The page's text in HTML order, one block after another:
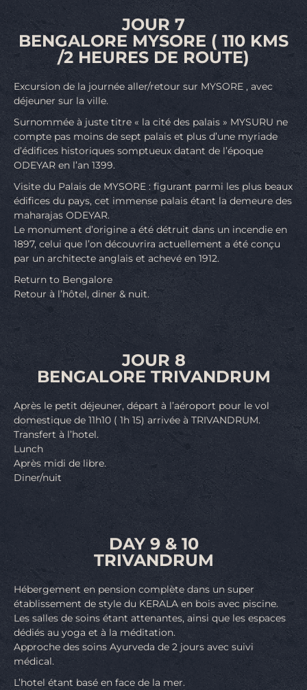
JOUR 7
BENGALORE MYSORE ( 110 KMS
/2 HEURES DE ROUTE)
Excursion de la journée aller/retour sur MYSORE , avec
déjeuner sur la ville.
Surnommée à juste titre « la cité des palais » MYSURU ne
compte pas moins de sept palais et plus d’une myriade
d’édifices historiques somptueux datant de l’époque
ODEYAR en l’an 1399.
Visite du Palais de MYSORE : figurant parmi les plus beaux
édifices du pays, cet immense palais étant la demeure des
maharajas ODEYAR.
Le monument d’origine a été détruit dans un incendie en
1897, celui que l’on découvrira actuellement a été conçu
par un architecte anglais et achevé en 1912.
Return to Bengalore
Retour à l’hôtel, diner & nuit.
JOUR 8
BENGALORE TRIVANDRUM
Après le petit déjeuner, départ à l’aéroport pour le vol
domestique de 11h10 ( 1h 15) arrivée à TRIVANDRUM.
Transfert à l’hotel.
Lunch
Après midi de libre.
Diner/nuit
DAY 9 & 10
TRIVANDRUM
Hébergement en pension complète dans un super
établissement de style du KERALA en bois avec piscine.
Les salles de soins étant attenantes, ainsi que les espaces
dédiés au yoga et à la méditation.
Approche des soins Ayurveda de 2 jours avec suivi
médical.
L’hotel étant basé en face de la mer.